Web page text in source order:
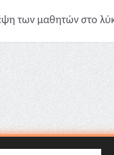
των μαθητών στο